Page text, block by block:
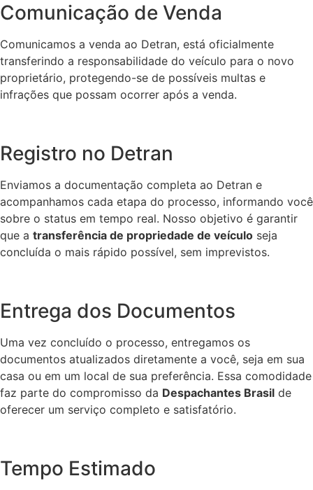
Comunicação de Venda
Comunicamos a venda ao Detran, está oficialmente
transferindo a responsabilidade do veículo para o novo
proprietário, protegendo-se de possíveis multas e
infrações que possam ocorrer após a venda.
Registro no Detran
Enviamos a documentação completa ao Detran e
acompanhamos cada etapa do processo, informando você
sobre o status em tempo real. Nosso objetivo é garantir
que a transferência de propriedade de veículo seja
concluída o mais rápido possível, sem imprevistos.
Entrega dos Documentos
Uma vez concluído o processo, entregamos os
documentos atualizados diretamente a você, seja em sua
casa ou em um local de sua preferência. Essa comodidade
faz parte do compromisso da Despachantes Brasil de
oferecer um serviço completo e satisfatório.
Tempo Estimado